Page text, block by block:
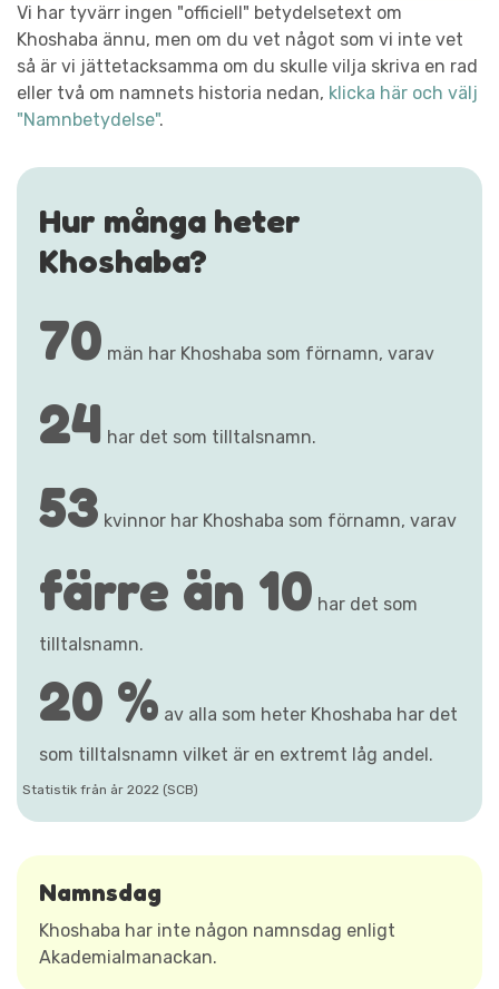
Vi har tyvärr ingen "officiell" betydelsetext om
Khoshaba ännu, men om du vet något som vi inte vet
så är vi jättetacksamma om du skulle vilja skriva en rad
eller två om namnets historia nedan, klicka här och välj
"Namnbetydelse".
Hur många heter
Khoshaba?
70 män har Khoshaba som förnamn, varav
24 har det som tilltalsnamn.
53 kvinnor har Khoshaba som förnamn, varav
färre än 10 har det som
tilltalsnamn.
20 % av alla som heter Khoshaba har det
som tilltalsnamn vilket är en extremt låg andel.
Statistik från år 2022 (SCB)
Namnsdag
Khoshaba har inte någon namnsdag enligt
Akademialmanackan.